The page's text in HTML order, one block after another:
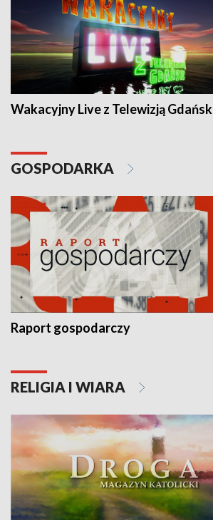
Wakacyjny Live z Telewizją Gdańsk
GOSPODARKA
Raport gospodarczy
RELIGIA I WIARA